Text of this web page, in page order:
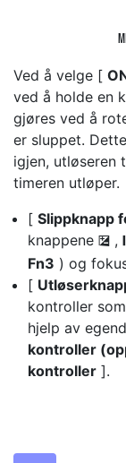
Ved å velge [
ved å holde en
gjøres ved å
er sluppet.
igjen, utløseren
timeren utløper.
[ Slippknapp
knappene E ,
Fn3 ) og
[
kontroller
hjelp av
kontroller
kontroller ].